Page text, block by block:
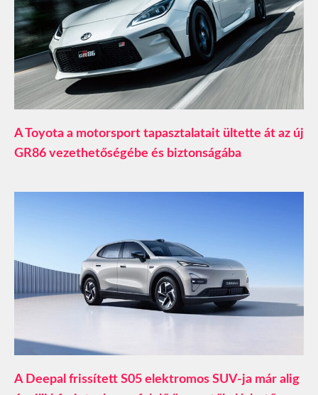
A Toyota a motorsport tapasztalatait ültette át az új
GR86 vezethetőségébe és biztonságába
A Deepal frissített S05 elektromos SUV-ja már alig